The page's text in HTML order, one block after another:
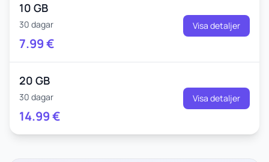
10 GB
30 dagar
7.99€
Visa detaljer
20 GB
30 dagar
14.99€
Visa detaljer